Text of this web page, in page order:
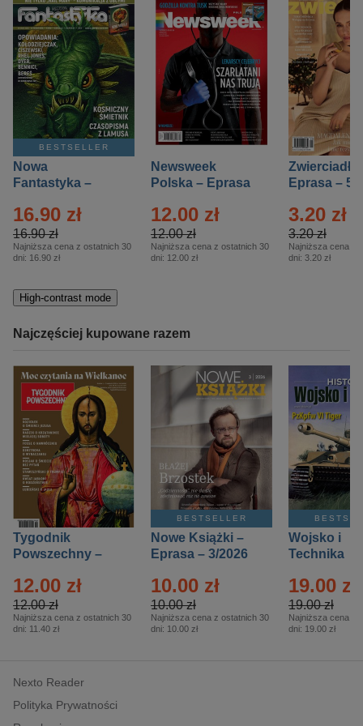
BESTSELLER
Nowa
Fantastyka –
16.90 zł
16.90 zł
Najniższa cena z ostatnich 30
dni: 16.90 zł
Newsweek
Polska – Eprasa
12.00 zł
12.00 zł
Najniższa cena z ostatnich 30
dni: 12.00 zł
Zwierciadło
Eprasa – 5/
3.20 zł
3.20 zł
Najniższa cena z
dni: 3.20 zł
High-contrast mode
Najczęściej kupowane razem
Tygodnik
Powszechny –
12.00 zł
12.00 zł
Najniższa cena z ostatnich 30
dni: 11.40 zł
BESTSELLER
Nowe Książki –
Eprasa – 3/2026
10.00 zł
10.00 zł
Najniższa cena z ostatnich 30
dni: 10.00 zł
Wojsko i
Technika
– 2/2026
19.00 zł
19.00 zł
Najniższa cena z
dni: 19.00 zł
Nexto Reader
Polityka Prywatności